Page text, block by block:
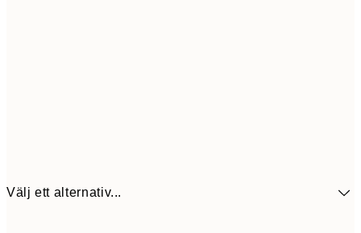
Välj ett alternativ...